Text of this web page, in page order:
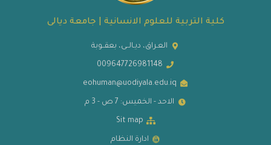
كلية التربية للعلوم الانسانية | جامعة ديالى
العـراق، ديـالــى، بعقــوبة
009647726981148
eohuman@uodiyala.edu.iq
الاحد - الخميس: 7 ص - 3 م
Sit map
ادارة النظام